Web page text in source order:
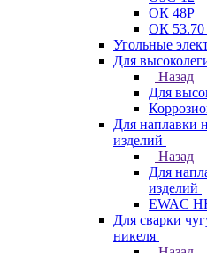
ОК 48Р
ОК 53.70
Угольные
Для
Назад
Для
Для наплавки
изделий
Назад
Для
изделий
EWAC
Для сварки
никеля